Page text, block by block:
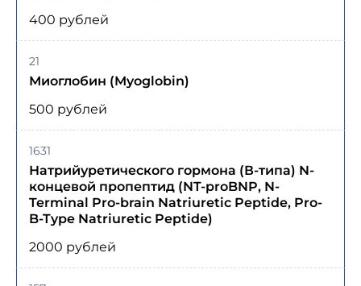
400 рублей
Миоглобин (Myoglobin)
21
500 рублей
Натрийуретического гормона (В-типа) N-
концевой пропептид (NT-proBNP, N-
Terminal Pro-brain Natriuretic Peptide, Pro-
B-Type Natriuretic Peptide)
1631
2000 рублей